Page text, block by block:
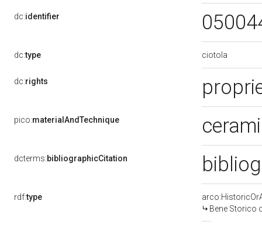
dc:identifier
dc:type ciotola
dc:rights
pico:materialAndTechnique
dcterms:bibliographicCitation
rdf:type
Bene Storico